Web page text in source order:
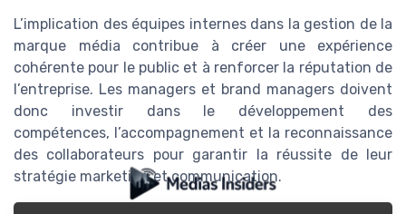
L’implication des équipes internes dans la gestion de la
marque média contribue à créer une expérience
cohérente pour le public et à renforcer la réputation de
l’entreprise. Les managers et brand managers doivent
donc investir dans le développement des
compétences, l’accompagnement et la reconnaissance
des collaborateurs pour garantir la réussite de leur
stratégie marketing et communication.